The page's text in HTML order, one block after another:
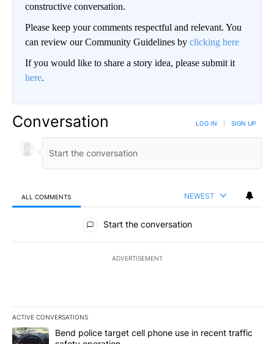
constructive conversation.
Please keep your comments respectful and relevant. You
can review our Community Guidelines by clicking here
If you would like to share a story idea, please submit it
here.
Conversation LOG IN SIGN UP
ALL COMMENTS NEWEST
All Comments
Start the conversation
ADVERTISEMENT
ACTIVE CONVERSATIONS
The following is a list of the most commented articles in the last
A trending article titled "Bend police target cell phone use in
Bend police target cell phone use in recent traffic